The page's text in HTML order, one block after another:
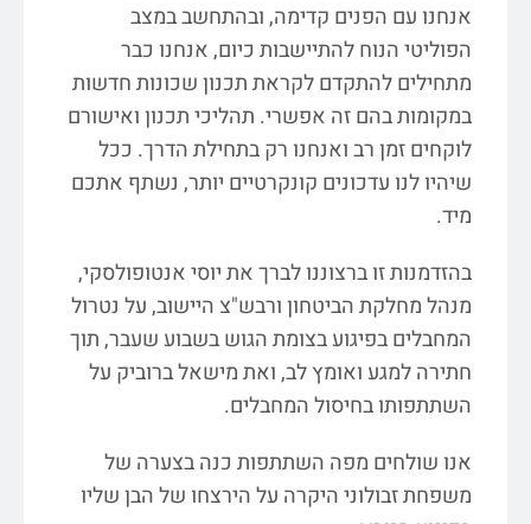
אנחנו עם הפנים קדימה, ובהתחשב במצב
הפוליטי הנוח להתיישבות כיום, אנחנו כבר
מתחילים להתקדם לקראת תכנון שכונות חדשות
במקומות בהם זה אפשרי. תהליכי תכנון ואישורם
לוקחים זמן רב ואנחנו רק בתחילת הדרך. ככל
שיהיו לנו עדכונים קונקרטיים יותר, נשתף אתכם
מיד.
בהזדמנות זו ברצוננו לברך את יוסי אנטופולסקי,
מנהל מחלקת הביטחון ורבש"צ היישוב, על נטרול
המחבלים בפיגוע בצומת הגוש בשבוע שעבר, תוך
חתירה למגע ואומץ לב, ואת מישאל ברוביק על
השתתפותו בחיסול המחבלים.
אנו שולחים מפה השתתפות כנה בצערה של
משפחת זבולוני היקרה על הירצחו של הבן שליו